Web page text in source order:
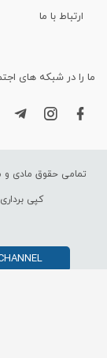
ارتباط با ما
ما را در شبکه های
تمامی حقوق مادی و
کپی